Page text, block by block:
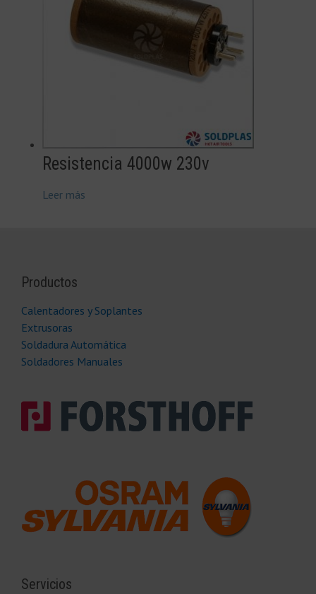
Resistencia 4000w 230v
Leer más
Productos
Calentadores y Soplantes
Extrusoras
Soldadura Automática
Soldadores Manuales
Servicios